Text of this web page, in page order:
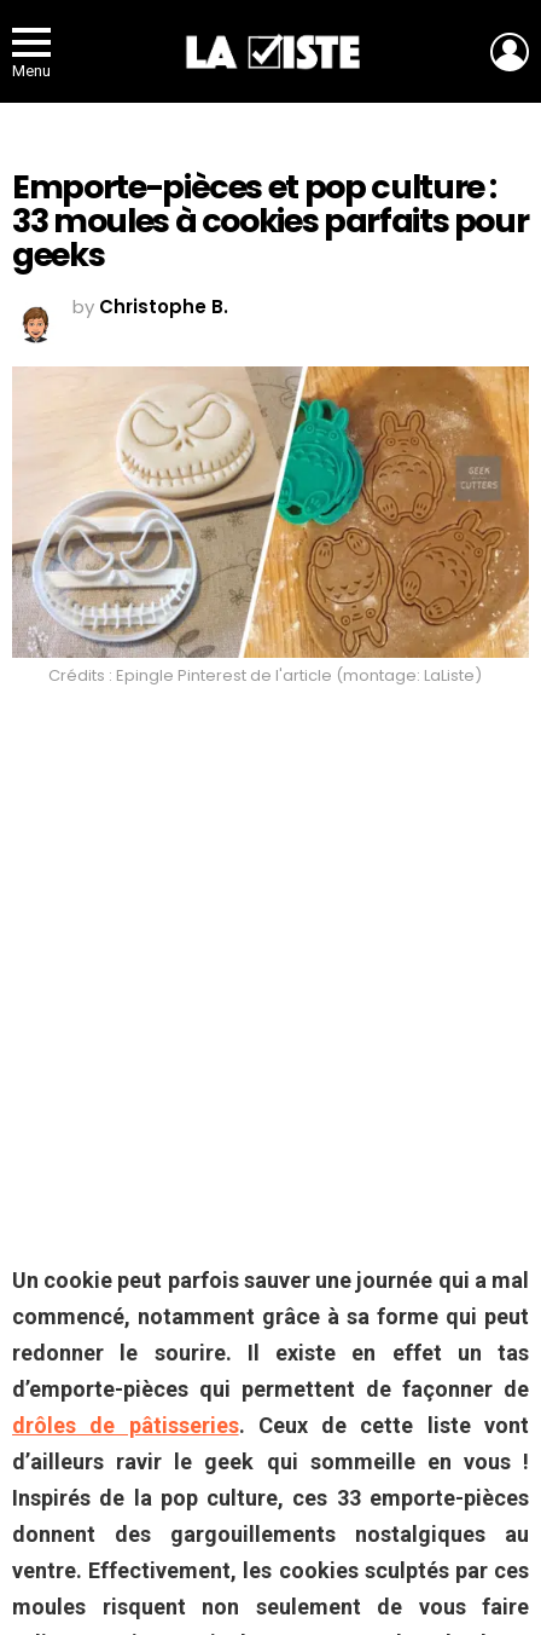
Menu
Emporte-pièces et pop culture :
33 moules à cookies parfaits pour
geeks
by Christophe B.
Crédits : Epingle Pinterest de l'article (montage: LaListe)
Un cookie peut parfois sauver une journée qui a mal
commencé, notamment grâce à sa forme qui peut
redonner le sourire. Il existe en effet un tas
d’emporte-pièces qui permettent de façonner de
drôles de pâtisseries. Ceux de cette liste vont
d’ailleurs ravir le geek qui sommeille en vous !
Inspirés de la pop culture, ces 33 emporte-pièces
donnent des gargouillements nostalgiques au
ventre. Effectivement, les cookies sculptés par ces
moules risquent non seulement de vous faire